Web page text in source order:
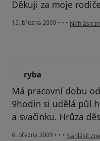
Děkuji za moje
15. března 2009 • • • podle
Nahlásit
ryba
Má pracovní dobu
9hodin si udělá půl
a svačinku. Hrůza
6. března 2009 • • • podle
Nahlásit